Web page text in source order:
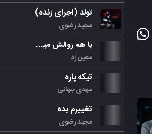
تولد (اجرای زنده)
مجید رضوی
با هم روالش میکنیم
معین زد
تیکه پاره
مهدی جهانی
تغییرم بده
مجید رضوی